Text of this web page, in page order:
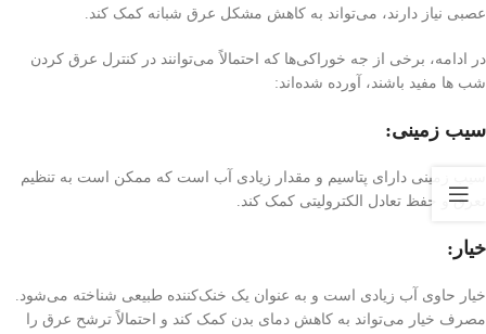
عصبی نیاز دارند، می‌تواند به کاهش مشکل عرق شبانه کمک کند.
در ادامه، برخی از جه خوراکی‌ها که احتمالاً می‌توانند در کنترل عرق کردن
شب ها مفید باشند، آورده شده‌اند:
سیب زمینی:
سیب زمینی دارای پتاسیم و مقدار زیادی آب است که ممکن است به تنظیم
تعرق و حفظ تعادل الکترولیتی کمک کند.
خیار:
خیار حاوی آب زیادی است و به عنوان یک خنک‌کننده طبیعی شناخته می‌شود.
مصرف خیار می‌تواند به کاهش دمای بدن کمک کند و احتمالاً ترشح عرق را